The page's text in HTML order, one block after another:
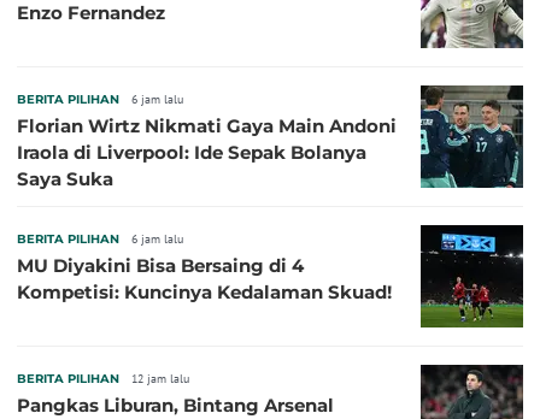
Enzo Fernandez
BERITA PILIHAN 6 jam lalu
Florian Wirtz Nikmati Gaya Main Andoni
Iraola di Liverpool: Ide Sepak Bolanya
Saya Suka
BERITA PILIHAN 6 jam lalu
MU Diyakini Bisa Bersaing di 4
Kompetisi: Kuncinya Kedalaman Skuad!
BERITA PILIHAN 12 jam lalu
Pangkas Liburan, Bintang Arsenal